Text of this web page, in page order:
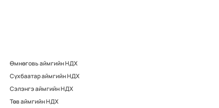
Өмнөговь аймгийн НДХ
Сүхбаатар аймгийн НДХ
Сэлэнгэ аймгийн НДХ
Төв аймгийн НДХ